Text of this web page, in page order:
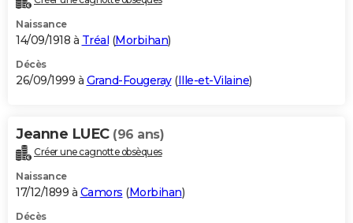
Naissance
14/09/1918 à Tréal (Morbihan)
Décès
26/09/1999 à Grand-Fougeray(Ille-et-Vilaine)
Jeanne LUEC (96 ans)
Créer une cagnotte obsèques
Naissance
17/12/1899 à Camors (Morbihan)
Décès